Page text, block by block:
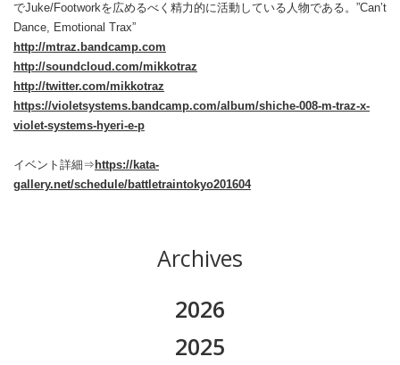
でJuke/Footworkを広めるべく精力的に活動している人物である。”Can’t
Dance, Emotional Trax”
http://mtraz.bandcamp.com
http://soundcloud.com/mikkotraz
http://twitter.com/mikkotraz
https://violetsystems.bandcamp.com/album/shiche-008-m-traz-x-
violet-systems-hyeri-e-p
イベント詳細⇒ https://kata-
gallery.net/schedule/battletraintokyo201604
Archives
2026
2026.08
2025